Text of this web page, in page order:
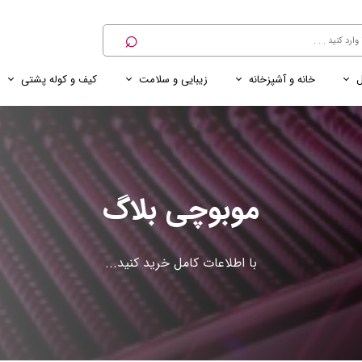
کابل و شارژر و مبدل برق
کنسول خانگی
خانه و آشپزخانه زیبایی و سلامت
ناخن
کیف و کوله پشتی
پنکه رومیزی
⌕
با اطلاعات کامل خرید کنید...
موبوچی بلاگ